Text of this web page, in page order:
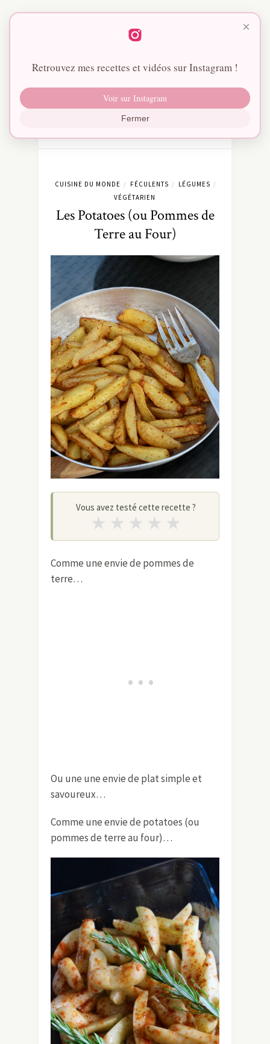
CUISINE DU MONDE / FÉCULENTS / LÉGUMES /
VÉGÉTARIEN
Les Potatoes (ou Pommes de
Terre au Four)
Vous avez testé cette recette ?
★ ★ ★ ★ ★
Comme une envie de pommes de
terre…
Ou une une envie de plat simple et
savoureux…
Comme une envie de potatoes (ou
pommes de terre au four)…
×
Retrouvez mes recettes et vidéos sur Instagram !
Voir sur Instagram
Fermer